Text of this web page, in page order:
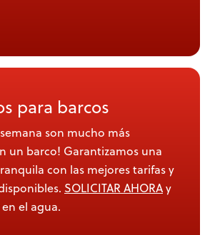
para barcos
son mucho más
un barco! Garantizamos una
con las mejores tarifas y
SOLICITAR AHORAy
el agua.